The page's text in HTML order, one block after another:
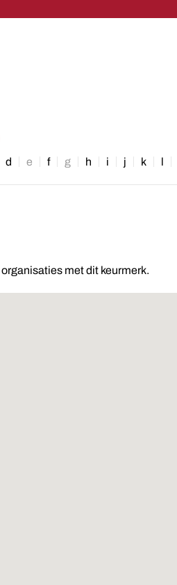
d e f g h i j k l
met dit keurmerk.